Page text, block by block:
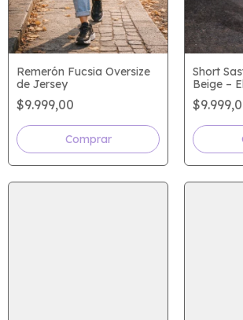
Remerón Fucsia Oversize
de Jersey
$9.999,00
Short
Beige –
marca